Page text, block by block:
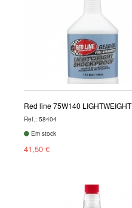
Red line 75W140 LIGHTWEIGHT
Ref.: 58404
Em stock
41,50 €